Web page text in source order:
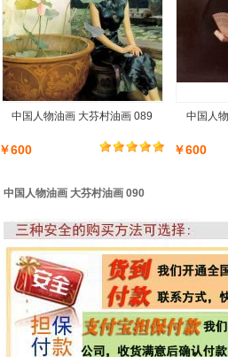
中国人物油画 大芬村油画 089
￥600
中国人
￥600
中国人物油画 大芬村油画 090